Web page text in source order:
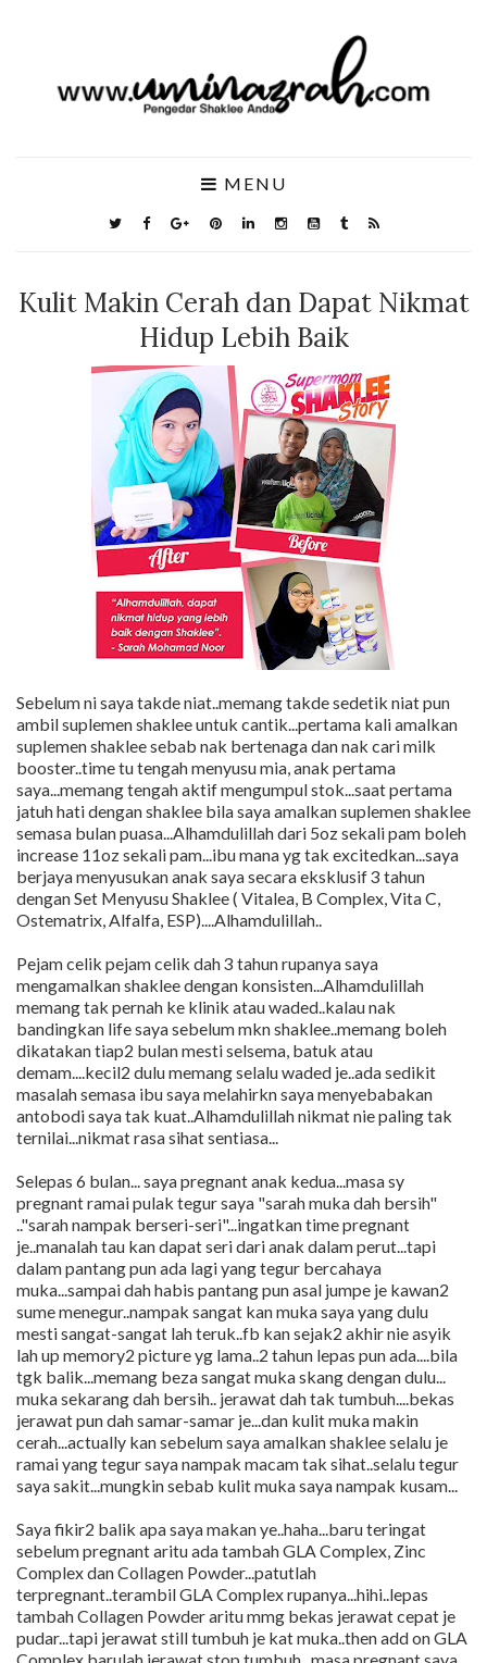
MENU
Kulit Makin Cerah dan Dapat Nikmat
Hidup Lebih Baik
Sebelum ni saya takde niat..memang takde sedetik niat pun
ambil suplemen shaklee untuk cantik...pertama kali amalkan
suplemen shaklee sebab nak bertenaga dan nak cari milk
booster..time tu tengah menyusu mia, anak pertama
saya...memang tengah aktif mengumpul stok...saat pertama
jatuh hati dengan shaklee bila saya amalkan suplemen shaklee
semasa bulan puasa...Alhamdulillah dari 5oz sekali pam boleh
increase 11oz sekali pam...ibu mana yg tak excitedkan...saya
berjaya menyusukan anak saya secara eksklusif 3 tahun
dengan Set Menyusu Shaklee ( Vitalea, B Complex, Vita C,
Ostematrix, Alfalfa, ESP)....Alhamdulillah..
Pejam celik pejam celik dah 3 tahun rupanya saya
mengamalkan shaklee dengan konsisten...Alhamdulillah
memang tak pernah ke klinik atau waded..kalau nak
bandingkan life saya sebelum mkn shaklee..memang boleh
dikatakan tiap2 bulan mesti selsema, batuk atau
demam....kecil2 dulu memang selalu waded je..ada sedikit
masalah semasa ibu saya melahirkn saya menyebabakan
antobodi saya tak kuat..Alhamdulillah nikmat nie paling tak
ternilai...nikmat rasa sihat sentiasa...
Selepas 6 bulan... saya pregnant anak kedua...masa sy
pregnant ramai pulak tegur saya "sarah muka dah bersih"
.."sarah nampak berseri-seri"...ingatkan time pregnant
je..manalah tau kan dapat seri dari anak dalam perut...tapi
dalam pantang pun ada lagi yang tegur bercahaya
muka...sampai dah habis pantang pun asal jumpe je kawan2
sume menegur..nampak sangat kan muka saya yang dulu
mesti sangat-sangat lah teruk..fb kan sejak2 akhir nie asyik
lah up memory2 picture yg lama..2 tahun lepas pun ada....bila
tgk balik...memang beza sangat muka skang dengan dulu...
muka sekarang dah bersih.. jerawat dah tak tumbuh....bekas
jerawat pun dah samar-samar je...dan kulit muka makin
cerah...actually kan sebelum saya amalkan shaklee selalu je
ramai yang tegur saya nampak macam tak sihat..selalu tegur
saya sakit...mungkin sebab kulit muka saya nampak kusam...
Saya fikir2 balik apa saya makan ye..haha...baru teringat
sebelum pregnant aritu ada tambah GLA Complex, Zinc
Complex dan Collagen Powder...patutlah
terpregnant..terambil GLA Complex rupanya...hihi..lepas
tambah Collagen Powder aritu mmg bekas jerawat cepat je
pudar...tapi jerawat still tumbuh je kat muka..then add on GLA
Complex barulah jerawat stop tumbuh...masa pregnant saya